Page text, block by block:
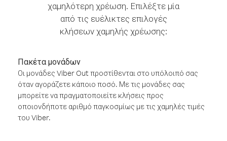
χαμηλότερη χρέωση. Επιλέξτε μία
από τις ευέλικτες επιλογές
κλήσεων χαμηλής χρέωσης:
Πακέτα μονάδων
Οι μονάδες Viber Out προστίθενται στο υπόλοιπό σας
όταν αγοράζετε κάποιο ποσό. Με τις μονάδες σας
μπορείτε να πραγματοποιείτε κλήσεις προς
οποιονδήποτε αριθμό παγκοσμίως με τις χαμηλές τιμές
του Viber.